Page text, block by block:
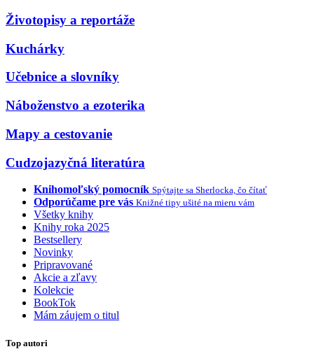
Životopisy a reportáže
Kuchárky
Učebnice a slovníky
Náboženstvo a ezoterika
Mapy a cestovanie
Cudzojazyčná literatúra
Knihomoľský pomocník Spýtajte sa Sherlocka, čo čítať
Odporúčame pre vás Knižné tipy ušité na mieru vám
Všetky knihy
Knihy roka 2025
Bestsellery
Novinky
Pripravované
Akcie a zľavy
Kolekcie
BookTok
Mám záujem o titul
Top autori